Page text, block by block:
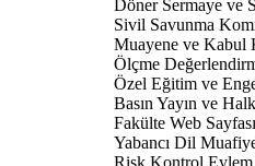
Döner Sermaye ve
Sivil Savunma
Muayene ve Kabul
Ölçme
Özel Eğitim ve
Basın Yayın ve
Fakülte Web
Yabancı Dil